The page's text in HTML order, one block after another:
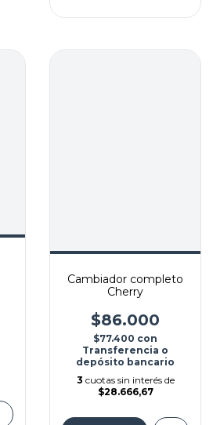
Cambiador completo
Cherry
$86.000
$77.400 con
Transferencia o
depósito bancario
3 cuotas sin interés de
$28.666,67